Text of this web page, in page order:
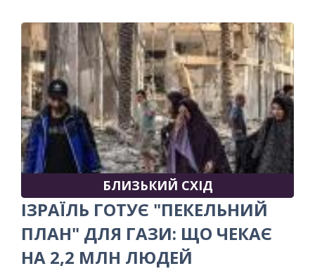
БЛИЗЬКИЙ СХІД
ІЗРАЇЛЬ ГОТУЄ "ПЕКЕЛЬНИЙ
ПЛАН" ДЛЯ ГАЗИ: ЩО ЧЕКАЄ
НА 2,2 МЛН ЛЮДЕЙ